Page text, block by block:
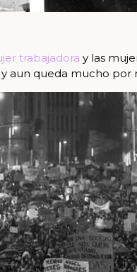
trabajadora y las
y aun queda mucho